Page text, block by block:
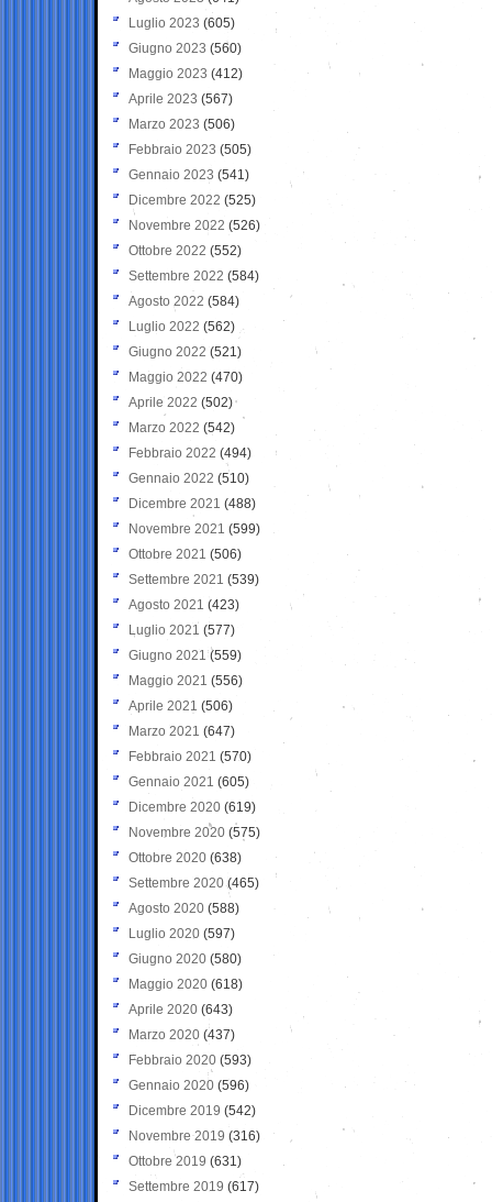
Luglio 2023 (605)
Giugno 2023 (560)
Maggio 2023 (412)
Aprile 2023 (567)
Marzo 2023 (506)
Febbraio 2023 (505)
Gennaio 2023 (541)
Dicembre 2022 (525)
Novembre 2022 (526)
Ottobre 2022 (552)
Settembre 2022 (584)
Agosto 2022 (584)
Luglio 2022 (562)
Giugno 2022 (521)
Maggio 2022 (470)
Aprile 2022 (502)
Marzo 2022 (542)
Febbraio 2022 (494)
Gennaio 2022 (510)
Dicembre 2021 (488)
Novembre 2021 (599)
Ottobre 2021 (506)
Settembre 2021 (539)
Agosto 2021 (423)
Luglio 2021 (577)
Giugno 2021(559)
Maggio 2021 (556)
Aprile 2021 (506)
Marzo 2021 (647)
Febbraio 2021 (570)
Gennaio 2021 (605)
Dicembre 2020 (619)
Novembre 2020 (575)
Ottobre 2020 (638)
Settembre 2020(465)
Agosto 2020 (588)
Luglio 2020 (597)
Giugno 2020 (580)
Maggio 2020 (618)
Aprile 2020 (643)
Marzo 2020 (437)
Febbraio 2020 (593)
Gennaio 2020 (596)
Dicembre 2019 (542)
Novembre 2019 (316)
Ottobre 2019 (631)
Settembre 2019 (617)